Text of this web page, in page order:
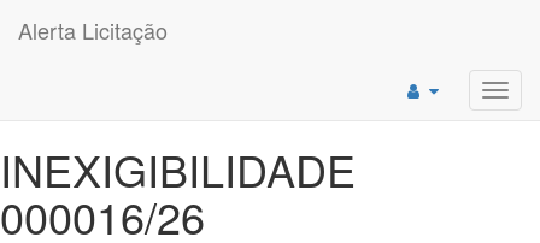
Alerta Licitação
INEXIGIBILIDADE
000016/26